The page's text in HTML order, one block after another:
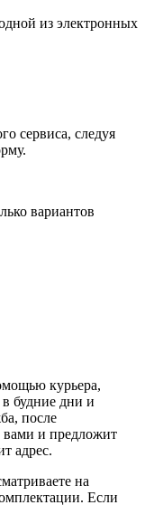
из электронных
сервиса, следуя
вариантов
курьера,
будние дни и
после
вами и предложит
адрес.
на
Если